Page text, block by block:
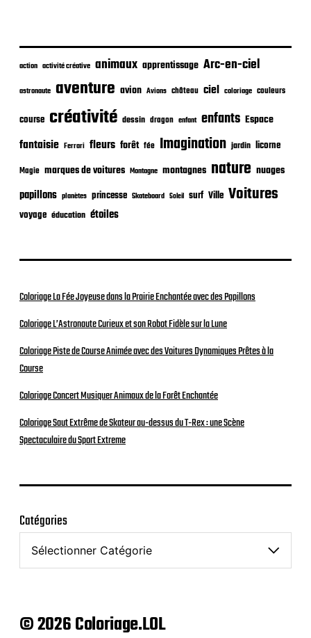
i
a
t
i
o
n
action activité créative animaux apprentissage Arc-en-ciel
astronaute aventure avion Avions château ciel coloriage couleurs
course créativité dessin dragon enfant enfants Espace
fantaisie Ferrari fleurs forêt fée Imagination jardin licorne
Magie marques de voitures Montagne montagnes nature nuages
papillons planètes princesse Skateboard Soleil surf Ville Voitures
voyage éducation étoiles
Coloriage La Fée Joyeuse dans la Prairie Enchantée avec des Papillons
Coloriage L’Astronaute Curieux et son Robot Fidèle sur la Lune
Coloriage Piste de Course Animée avec des Voitures Dynamiques Prêtes à la
Course
Coloriage Concert Musiquer Animaux de la Forêt Enchantée
Coloriage Saut Extrême de Skateur au-dessus du T-Rex : une Scène
Spectaculaire du Sport Extreme
Catégories
© 2026 Coloriage.LOL